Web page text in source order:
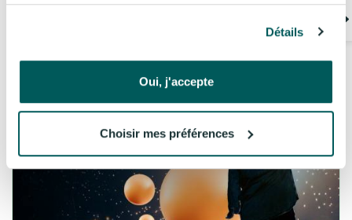
Détails
Oui, j'accepte
Choisir mes préférences
Ecochèques Autocar
107€ Voir les détails